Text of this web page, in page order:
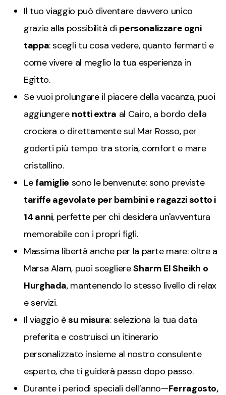
Il tuo viaggio può diventare davvero unico
grazie alla possibilità di personalizzare ogni
tappa: scegli tu cosa vedere, quanto fermarti e
come vivere al meglio la tua esperienza in
Egitto.
Se vuoi prolungare il piacere della vacanza, puoi
aggiungere notti extra al Cairo, a bordo della
crociera o direttamente sul Mar Rosso, per
goderti più tempo tra storia, comfort e mare
cristallino.
Le famiglie sono le benvenute: sono previste
tariffe agevolate per bambini e ragazzi sotto i
14 anni, perfette per chi desidera un'avventura
memorabile con i propri figli.
Massima libertà anche per la parte mare: oltre a
Marsa Alam, puoi scegliereSharm El Sheikh o
Hurghada, mantenendo lo stesso livello di relax
e servizi.
Il viaggio èsu misura: seleziona la tua data
preferita e costruisci un itinerario
personalizzato insieme al nostro consulente
esperto, che ti guiderà passo dopo passo.
Durante i periodi speciali dell’anno—Ferragosto,